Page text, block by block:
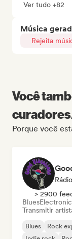
Ver tudo +82
Música
Rejeita
Você
Porque você
Rádio
> 2900
Blues
Transmitir
Blues Rock